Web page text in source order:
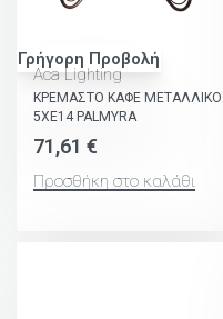
Γρήγορη Προβολή
Aca Lighting
ΚΡΕΜΑΣΤΟ ΚΑΦΕ ΜΕΤΑΛΛΙΚΟ
5ΧΕ14 PALMYRA
71,61 €
Προσθήκη στο καλάθι